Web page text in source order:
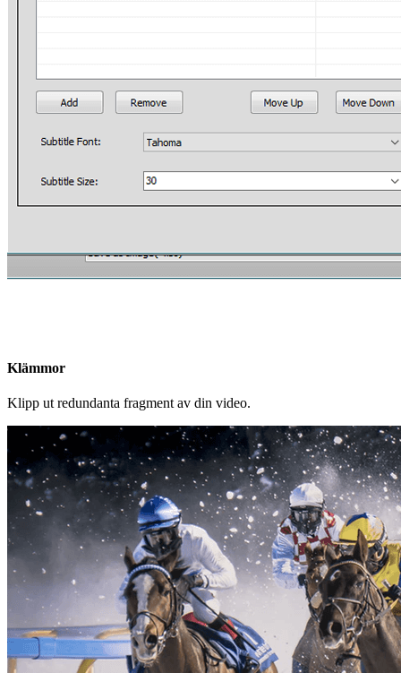
Klämmor
Klipp ut redundanta fragment av din video.